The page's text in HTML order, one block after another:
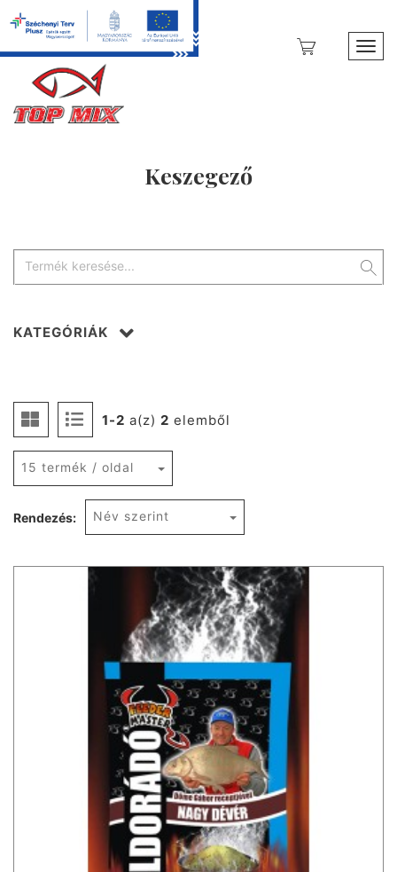
Keszegező
1-2 a(z) 2 elemből
15 termék / oldal
Rendezés: Név szerint
KATEGÓRIÁK